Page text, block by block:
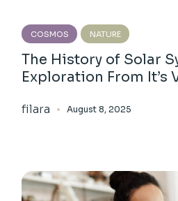
COSMOS NATURE
The History of Solar
Exploration From It’s
filara August 8, 2025